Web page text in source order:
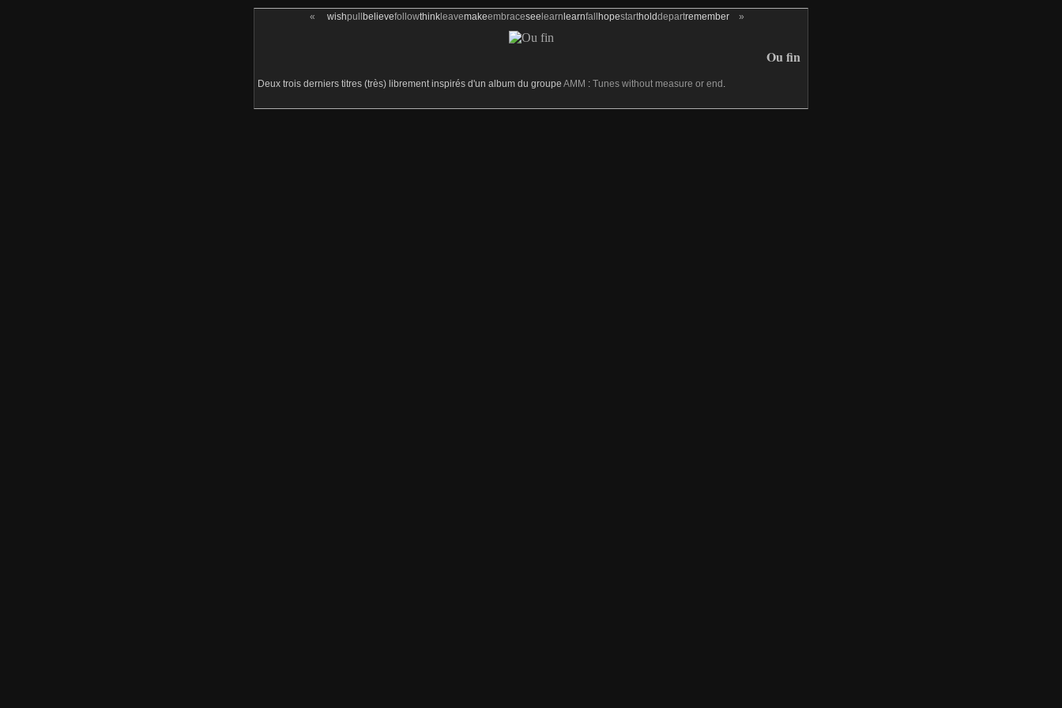
« wishpull believefollowthinkleavemakeembracesee learn learnfall hopestartholddepartremember »
Ou fin
Deux trois derniers titres (très) librement inspirés d'un album du groupe AMM : Tunes without measure or end .